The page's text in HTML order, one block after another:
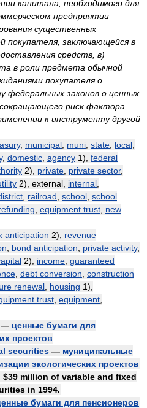
капитала, необходимого для
предприятии
существенных
покупателя, заключающейся в
средств, в)
в роли предмета обычной
покупателя о
федеральных законов о ценных
риск фактора,
к инструменту другой
, municipal muni state local
, domestic agency 1), federal
2), private private sector,
2), external, internal
railroad school school
equipment trust new
anticipation 2), revenue
bond anticipation private activity,
2), income guaranteed
debt conversion construction
renewal housing 1),
trust equipment
— ценные бумаги для
проектов
securities — муниципальные
экологических проектов
million of variable and fixed
in 1994.
бумаги для пенсионеров